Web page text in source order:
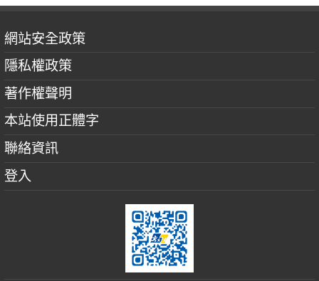
網站安全政策
隱私權政策
著作權聲明
本站使用正體字
聯絡資訊
登入